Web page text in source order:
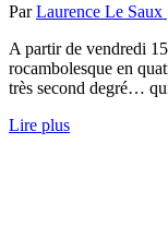
ParLaurence Le Saux
A partir de vendredi
rocambolesque en
très second degré…
Lire plus